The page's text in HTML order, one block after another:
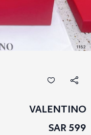
VALENTINO
599 SAR